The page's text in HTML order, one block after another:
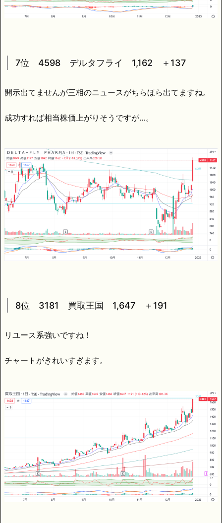
7位 4598 デルタフライ 1,162 ＋137
開示出てませんが三相のニュースがちらほら出てますね。
成功すれば相当株価上がりそうですが…。
8位 3181 買取王国 1,647 ＋191
リユース系強いですね！
チャートがきれいすぎます。